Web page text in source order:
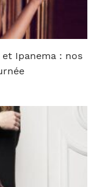
et Ipanema : nos